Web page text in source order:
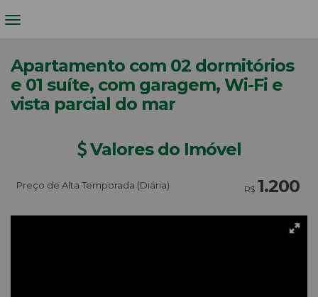
Apartamento com 02 dormitórios
e 01 suíte, com garagem, Wi-Fi e
vista parcial do mar
Valores do Imóvel
R$ 1.200
Preço de Alta Temporada (Diária)